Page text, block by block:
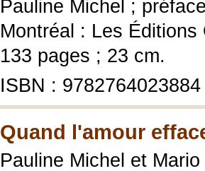
Pauline Michel ;
Montréal : Les
133 pages ; 23 cm.
ISBN : 9782764023884
Quand l'amour
Pauline Michel et